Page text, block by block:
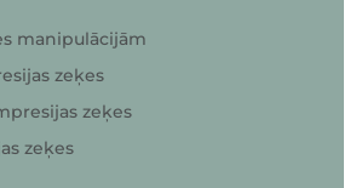
manipulācijām
zeķes
zeķes
zeķes